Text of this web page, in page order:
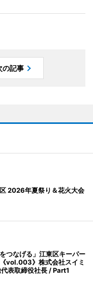
の記事
区 2026年夏祭り＆花火大会
つなげる」江東区キーパー
vol.003》株式会社スイミ
表取締役社長 / Part1